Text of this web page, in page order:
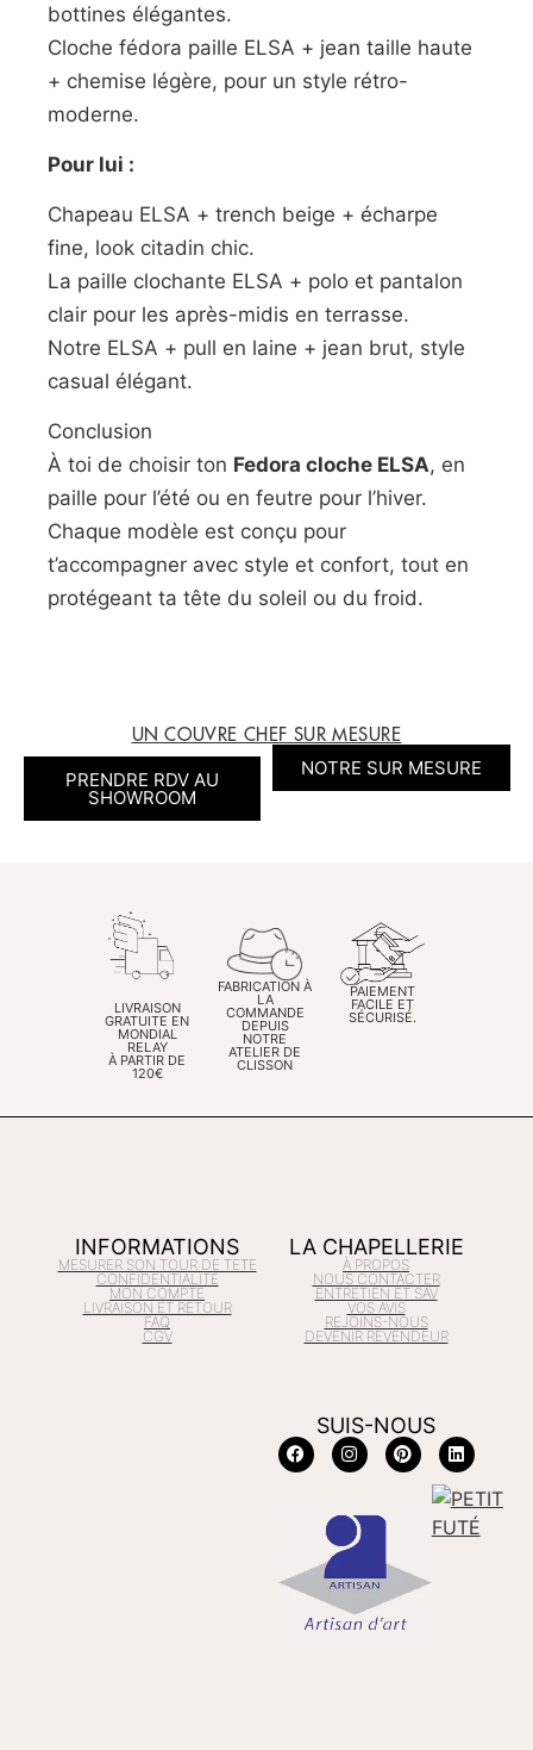
bottines élégantes.
Cloche fédora paille ELSA + jean taille haute
+ chemise légère, pour un style rétro-
moderne.
Pour lui :
Chapeau ELSA + trench beige + écharpe
fine, look citadin chic.
La paille clochante ELSA + polo et pantalon
clair pour les après-midis en terrasse.
Notre ELSA + pull en laine + jean brut, style
casual élégant.
Conclusion
À toi de choisir ton Fedora cloche ELSA, en
paille pour l’été ou en feutre pour l’hiver.
Chaque modèle est conçu pour
t’accompagner avec style et confort, tout en
protégeant ta tête du soleil ou du froid.
UN COUVRE CHEF SUR MESURE
PRENDRE RDV AU
SHOWROOM
NOTRE SUR MESURE
LIVRAISON
GRATUITE EN
MONDIAL
RELAY
À PARTIR DE
120€
FABRICATION À
LA
COMMANDE
DEPUIS
NOTRE
ATELIER DE
CLISSON
PAIEMENT
FACILE ET
SÉCURISÉ.
INFORMATIONS
MESURER SON TOUR DE TETE
CONFIDENTIALITÉ
MON COMPTE
LIVRAISON ET RETOUR
FAQ
CGV
LA CHAPELLERIE
À PROPOS
NOUS CONTACTER
ENTRETIEN ET SAV
VOS AVIS
REJOINS-NOUS
DEVENIR REVENDEUR
SUIS-NOUS